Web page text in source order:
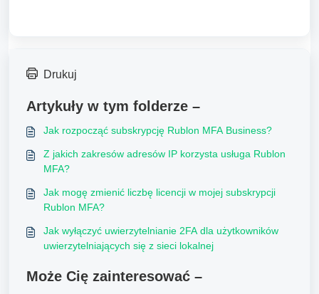
Drukuj
Artykuły w tym folderze –
Jak rozpocząć subskrypcję Rublon MFA Business?
Z jakich zakresów adresów IP korzysta usługa Rublon
MFA?
Jak mogę zmienić liczbę licencji w mojej subskrypcji
Rublon MFA?
Jak wyłączyć uwierzytelnianie 2FA dla użytkowników
uwierzytelniających się z sieci lokalnej
Może Cię zainteresować –